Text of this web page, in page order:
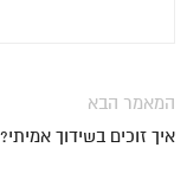
המאמר הבא
איך זוכים בשידוך אמיתי?